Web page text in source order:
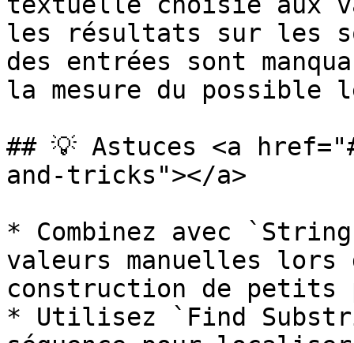
les résultats sur les
des entrées sont
la mesure du
## 💡 Astuces <a
and-tricks"></a>
* Combinez avec
valeurs manuelles
construction de petits
* Utilisez `Find